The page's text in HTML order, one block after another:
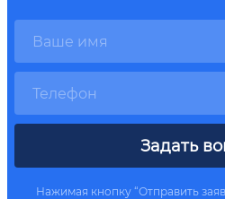
Задать
Нажимая кнопку “Отправить